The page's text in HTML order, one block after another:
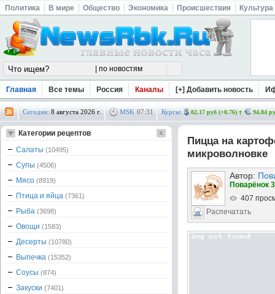
Политика В мире Общество Экономика Происшествия Культура
Главная Все темы Россия Каналы [+] Добавить новость
Сегодня: 8 августа 2026 г. MSK 07:31 Курсы: 82.17 руб (+0.76) 94.84
Пицца на
микроволновке
Автор:
Поварёнок
407
Распечатать
Категории рецептов
Салаты (10495)
Супы (4506)
Мясо (8919)
Птица и яйца (7361)
Рыба (3698)
Овощи (1583)
Десерты (10780)
Выпечка (15352)
Соусы (874)
Закуски (7401)